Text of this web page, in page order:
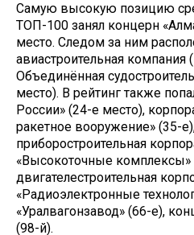
Самую высокую позицию
ТОП-100 занял концерн
место. Следом за ним
авиастроительная компания
Объединённая
место). В рейтинг также
России» (24-е место),
ракетное вооружение» (35-
приборостроительная
«Высокоточные
двигателестроительная
«Радиоэлектронные
«Уралвагонзавод» (66-е),
(98-й).